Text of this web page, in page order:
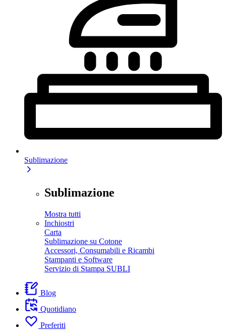
Sublimazione
Sublimazione
Mostra tutti
Inchiostri
Carta
Sublimazione su Cotone
Accessori, Consumabili e Ricambi
Stampanti e Software
Servizio di Stampa SUBLI
Blog
Quotidiano
Preferiti